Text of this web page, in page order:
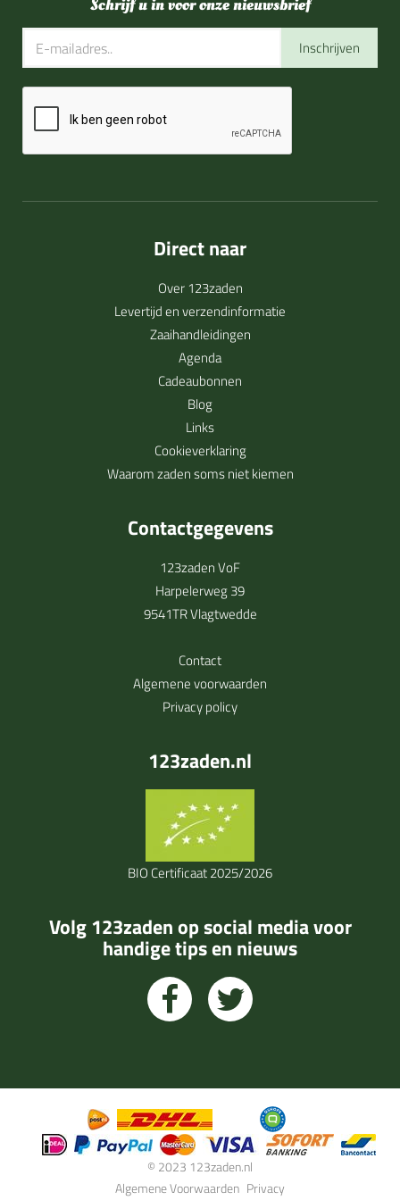
Schrijf u in voor onze nieuwsbrief
Inschrijven
Direct naar
Over 123zaden
Levertijd en verzendinformatie
Zaaihandleidingen
Agenda
Cadeaubonnen
Blog
Links
Cookieverklaring
Waarom zaden soms niet kiemen
Contactgegevens
123zaden VoF
Harpelerweg 39
9541TR Vlagtwedde
Contact
Algemene voorwaarden
Privacy policy
123zaden.nl
BIO Certificaat 2025/2026
Volg 123zaden op social media voor
handige tips en nieuws
© 2023 123zaden.nl
Algemene Voorwaarden Privacy